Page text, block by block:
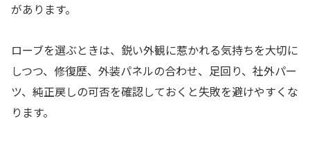
があります。
ローブを選ぶときは、鋭い外観に惹かれる気持ちを大切に
しつつ、修復歴、外装パネルの合わせ、足回り、社外パー
ツ、純正戻しの可否を確認しておくと失敗を避けやすくな
ります。